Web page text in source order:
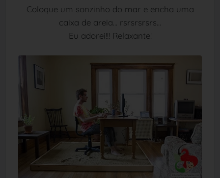
Coloque um sonzinho do mar e encha uma
caixa de areia... rsrsrsrsrs...
Eu adorei!!! Relaxante!